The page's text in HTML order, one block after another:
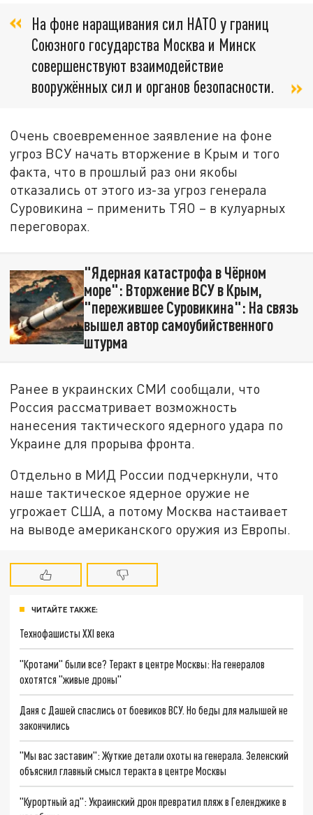
На фоне наращивания сил НАТО у границ
Союзного государства Москва и Минск
совершенствуют взаимодействие
вооружённых сил и органов безопасности.
Очень своевременное заявление на фоне
угроз ВСУ начать вторжение в Крым и того
факта, что в прошлый раз они якобы
отказались от этого из-за угроз генерала
Суровикина – применить ТЯО – в кулуарных
переговорах.
"Ядерная катастрофа в Чёрном
море": Вторжение ВСУ в Крым,
"пережившее Суровикина": На связь
вышел автор самоубийственного
штурма
Ранее в украинских СМИ сообщали, что
Россия рассматривает возможность
нанесения тактического ядерного удара по
Украине для прорыва фронта.
Отдельно в МИД России подчеркнули, что
наше тактическое ядерное оружие не
угрожает США, а потому Москва настаивает
на выводе американского оружия из Европы.
ЧИТАЙТЕ ТАКЖЕ:
Технофашисты XXI века
"Кротами" были все? Теракт в центре Москвы: На генералов
охотятся "живые дроны"
Даня с Дашей спаслись от боевиков ВСУ. Но беды для малышей не
закончились
"Мы вас заставим": Жуткие детали охоты на генерала. Зеленский
объяснил главный смысл теракта в центре Москвы
"Курортный ад": Украинский дрон превратил пляж в Геленджике в